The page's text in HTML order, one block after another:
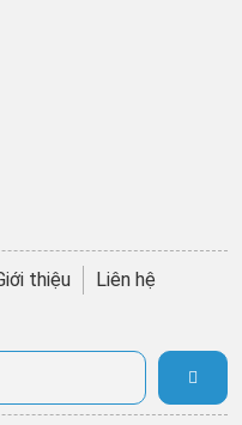
thiệu Liên hệ